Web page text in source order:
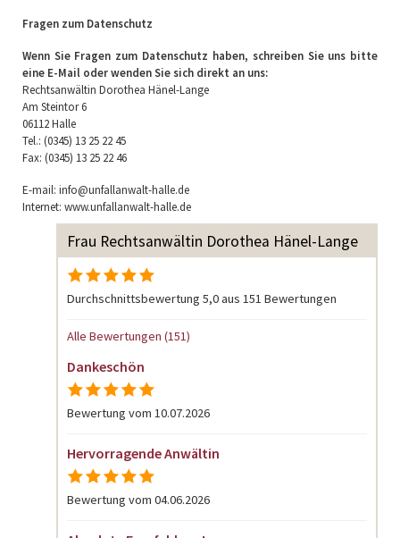
Fragen zum Datenschutz
Wenn Sie Fragen zum Datenschutz haben, schreiben Sie uns bitte
eine E-Mail oder wenden Sie sich direkt an uns:
Rechtsanwältin Dorothea Hänel-Lange
Am Steintor 6
06112 Halle
Tel.: (0345) 13 25 22 45
Fax: (0345) 13 25 22 46
E-mail: info@unfallanwalt-halle.de
Internet: www.unfallanwalt-halle.de
Frau Rechtsanwältin Dorothea Hänel-Lange
Durchschnittsbewertung 5,0 aus 151 Bewertungen
Alle Bewertungen (151)
Dankeschön
Bewertung vom 10.07.2026
Hervorragende Anwältin
Bewertung vom 04.06.2026